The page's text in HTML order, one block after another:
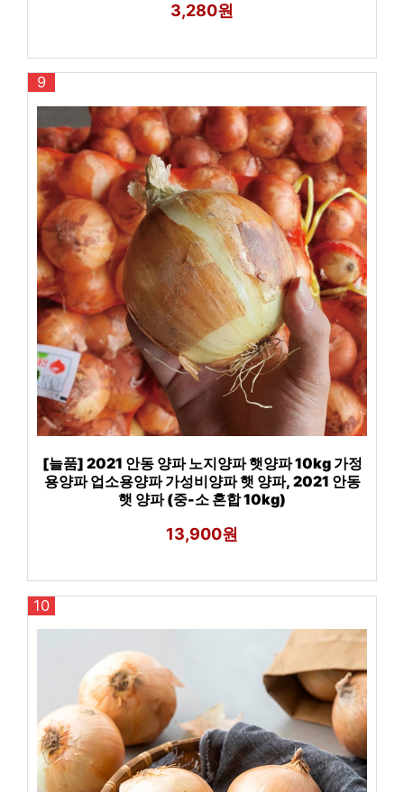
3,280원
9
[늘품] 2021 안동 양파 노지양파 햇양파 10kg 가정
용양파 업소용양파 가성비양파 햇 양파, 2021 안동
햇 양파 (중-소 혼합 10kg)
13,900원
10